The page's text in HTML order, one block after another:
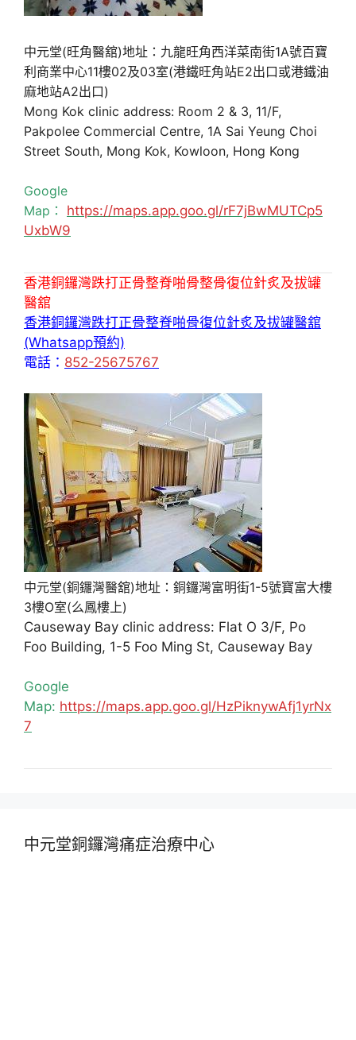
中元堂(旺角醫舘)地址：九龍旺角西洋菜南街1A號百寶
利商業中心11樓02及03室(港鐵旺角站E2出口或港鐵油
麻地站A2出口)
Mong Kok clinic address: Room 2 & 3, 11/F,
Pakpolee Commercial Centre, 1A Sai Yeung Choi
Street South, Mong Kok, Kowloon, Hong Kong
Google
Map： https://maps.app.goo.gl/rF7jBwMUTCp5
UxbW9
香港銅鑼灣跌打正骨整脊啪骨整骨復位針炙及拔罐
醫舘
香港銅鑼灣跌打正骨整脊啪骨復位針炙及拔罐醫舘
(Whatsapp預約)
電話： 852-25675767
中元堂(銅鑼灣醫舘)地址：銅鑼灣富明街1-5號寶富大樓
3樓O室(么鳳樓上)
Causeway Bay clinic address: Flat O 3/F, Po
Foo Building, 1-5 Foo Ming St, Causeway Bay
Google
Map: https://maps.app.goo.gl/HzPiknywAfj1yrNx
7
中元堂銅鑼灣痛症治療中心